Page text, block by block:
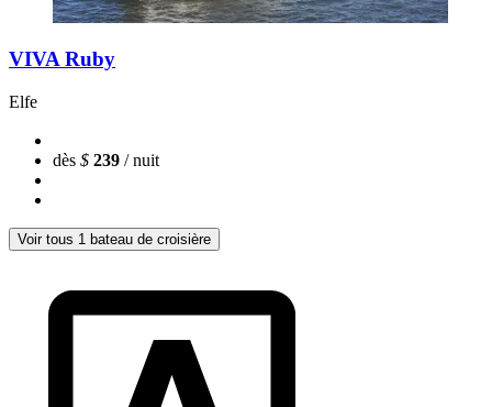
VIVA Ruby
Elfe
dès $ 239 / nuit
Voir tous 1 bateau de croisière